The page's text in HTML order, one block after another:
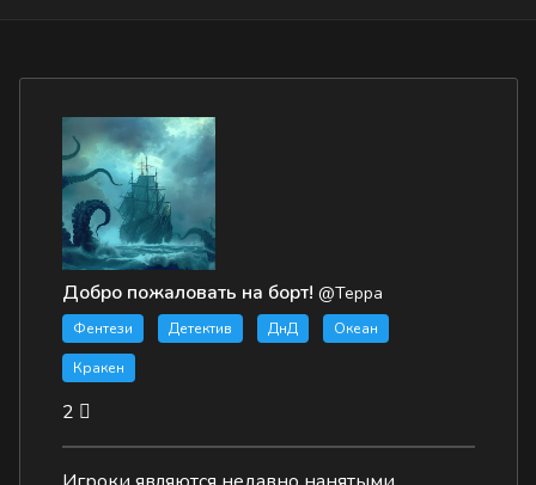
Добро пожаловать на борт! @Терра
Фентези Детектив ДнД Океан
Кракен
2